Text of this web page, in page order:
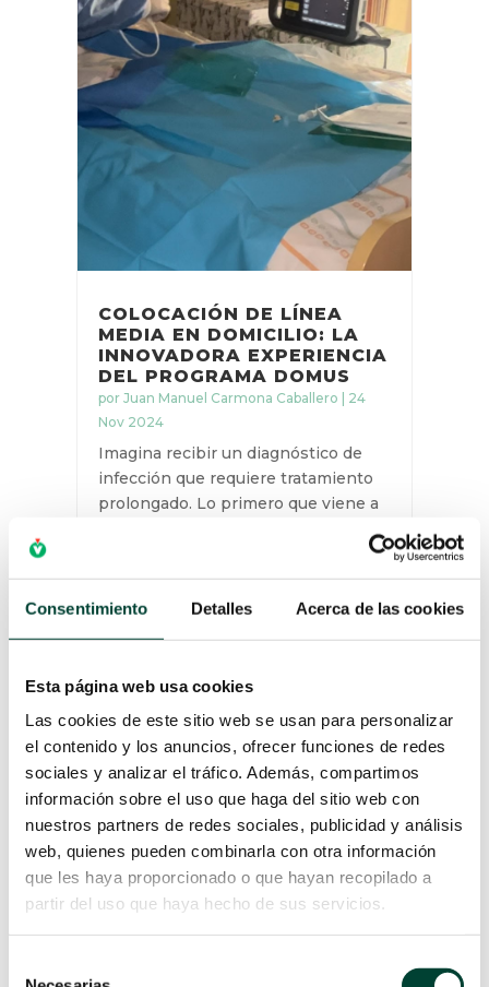
Consentimiento Detalles Acerca de las cookies
Esta página web usa cookies
Las cookies de este sitio web se usan para personalizar
el contenido y los anuncios, ofrecer funciones de redes
sociales y analizar el tráfico. Además, compartimos
información sobre el uso que haga del sitio web con
nuestros partners de redes sociales, publicidad y análisis
web, quienes pueden combinarla con otra información
que les haya proporcionado o que hayan recopilado a
partir del uso que haya hecho de sus servicios.
COLOCACIÓN DE LÍNEA
MEDIA EN DOMICILIO: LA
INNOVADORA
PROGRAMA DOMUS
porJuan Manuel Carmona Caballero|24
Nov 2024
a la mente es la hospitalización, la
dependencia de visitas diarias a un
hogar. Sin embargo, ¿qué tal si
pudieras recibir ese...
LEER MÁS
X